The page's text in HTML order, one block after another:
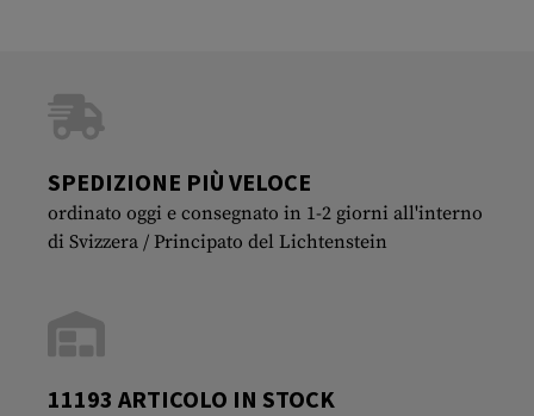
SPEDIZIONE PIÙ VELOCE
ordinato oggi e consegnato in 1-2 giorni all'interno
di Svizzera / Principato del Lichtenstein
11193 ARTICOLO IN STOCK